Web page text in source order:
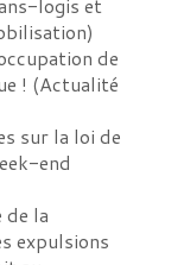
)
de
! (Actualité
sur la loi de
end
de la
expulsions